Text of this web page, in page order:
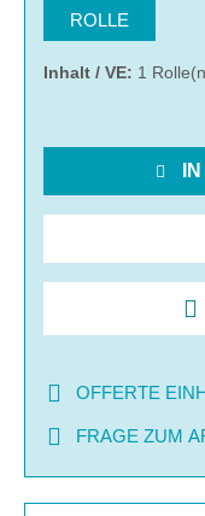
ROLLE
Inhalt / VE: 1
OFFERTE
FRAGE ZUM